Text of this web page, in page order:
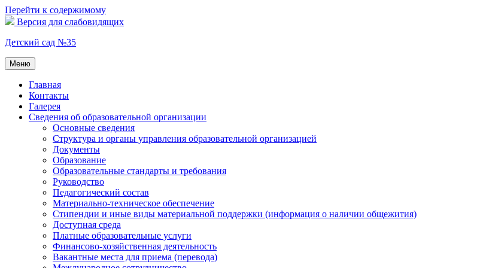
Перейти к содержимому
Версия для слабовидящих
Детский сад №35
Меню
Главная
Контакты
Галерея
Сведения об образовательной организации
Основные сведения
Структура и органы управления образовательной организацией
Документы
Образование
Образовательные стандарты и требования
Руководство
Педагогический состав
Материально-техническое обеспечение
Стипендии и иные виды материальной поддержки (информация о наличии общежития)
Доступная среда
Платные образовательные услуги
Финансово-хозяйственная деятельность
Вакантные места для приема (перевода)